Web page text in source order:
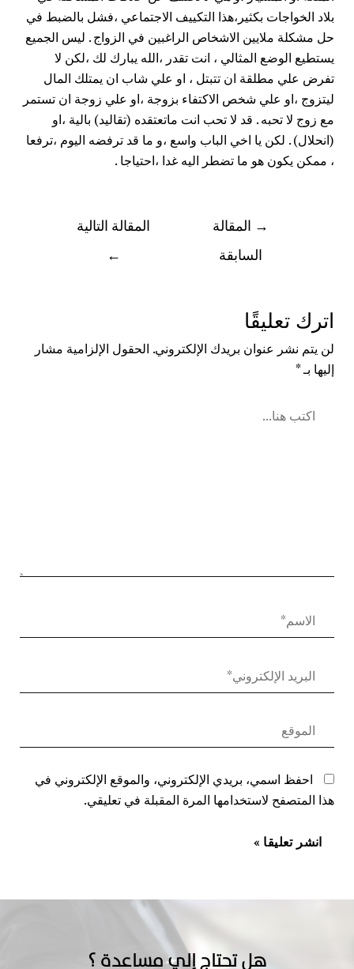
بلاد الخواجات بكثير،هذا التكييف الاجتماعي ،فشل بالضبط في
حل مشكلة ملايين الاشخاص الراغبين في الزواج . ليس الجميع
يستطيع الوضع المثالي ، انت تقدر ،الله يبارك لك ،لكن لا
تفرض علي مطلقة ان تتبتل ، او علي شاب ان يمتلك المال
ليتزوج ،او علي شخص الاكتفاء بزوجة ،او علي زوجة ان تستمر
مع زوج لا تحبه . قد لا تحب انت ماتعتقده (تقاليد) بالية ،او
(انحلال) . لكن يا اخي الباب واسع ،و ما قد ترفضه اليوم ،ترفعا
، ممكن يكون هو ما تضطر اليه غدا ،احتياجا .
→ المقالة
السابقة
المقالة التالية
←
اترك تعليقًا
لن يتم نشر عنوان بريدك الإلكتروني. الحقول الإلزامية مشار
إليها بـ*
احفظ اسمي، بريدي الإلكتروني، والموقع الإلكتروني في
هذا المتصفح لاستخدامها المرة المقبلة في تعليقي.
هل تحتاج إلي مساعدة ؟